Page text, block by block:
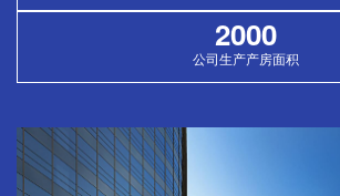
2000
公司生产产房面积